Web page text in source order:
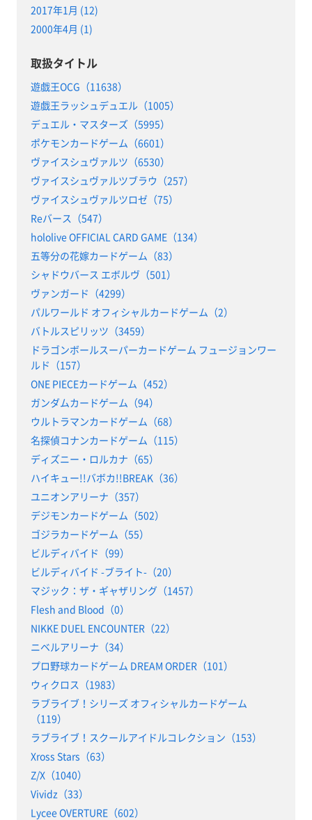
2017年1月 (12)
2000年4月 (1)
取扱タイトル
遊戯王OCG（11638）
遊戯王ラッシュデュエル（1005）
デュエル・マスターズ（5995）
ポケモンカードゲーム（6601）
ヴァイスシュヴァルツ（6530）
ヴァイスシュヴァルツブラウ（257）
ヴァイスシュヴァルツロゼ（75）
Reバース（547）
hololive OFFICIAL CARD GAME（134）
五等分の花嫁カードゲーム（83）
シャドウバース エボルヴ（501）
ヴァンガード（4299）
パルワールド オフィシャルカードゲーム（2）
バトルスピリッツ（3459）
ドラゴンボールスーパーカードゲーム フュージョンワー
ルド（157）
ONE PIECEカードゲーム（452）
ガンダムカードゲーム（94）
ウルトラマンカードゲーム（68）
名探偵コナンカードゲーム（115）
ディズニー・ロルカナ（65）
ハイキュー!!バボカ!!BREAK（36）
ユニオンアリーナ（357）
デジモンカードゲーム（502）
ゴジラカードゲーム（55）
ビルディバイド（99）
ビルディバイド -ブライト-（20）
マジック：ザ・ギャザリング（1457）
Flesh and Blood（0）
NIKKE DUEL ENCOUNTER（22）
ニベルアリーナ（34）
プロ野球カードゲーム DREAM ORDER（101）
ウィクロス（1983）
ラブライブ！シリーズ オフィシャルカードゲーム
（119）
ラブライブ！スクールアイドルコレクション（153）
Xross Stars（63）
Z/X（1040）
Vividz（33）
Lycee OVERTURE（602）